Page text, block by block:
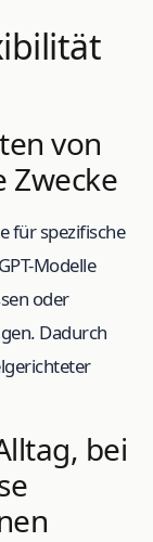
von
Zwecke
für spezifische
Modelle
oder
Dadurch
bei